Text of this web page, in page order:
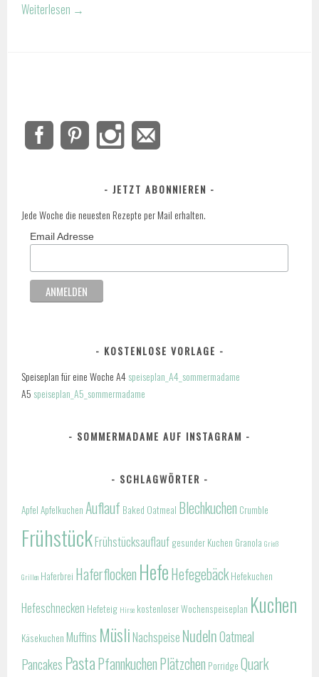
Weiterlesen →
JETZT ABONNIEREN
Jede Woche die neuesten Rezepte per Mail erhalten.
Email Adresse
KOSTENLOSE VORLAGE
Speiseplan für eine Woche A4speiseplan_A4_sommermadame
A5 speiseplan_A5_sommermadame
SOMMERMADAME AUF INSTAGRAM
SCHLAGWÖRTER
Apfel Apfelkuchen Auflauf Baked Oatmeal Blechkuchen Crumble
FrühstückFrühstücksauflauf gesunder Kuchen Granola Grieß
Grillen Haferbrei Haferflocken HefeHefegebäck Hefekuchen
Hefeschnecken Hefeteig Hirse kostenloser Wochenspeiseplan Kuchen
Käsekuchen Muffins Müsli Nachspeise NudelnOatmeal
Pancakes PastaPfannkuchenPlätzchen Porridge Quark